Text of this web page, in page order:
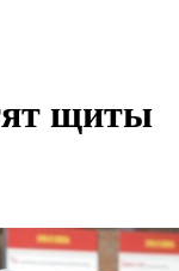
щиты